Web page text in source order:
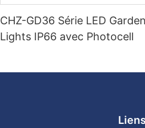
CHZ-GD36 Série LED Garden
Lights IP66 avec Photocell